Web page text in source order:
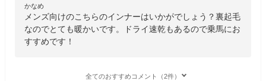
かなめ
メンズ向けのこちらのインナーはいかがでしょう？裏起毛
なのでとても暖かいです。ドライ速乾もあるので乗馬にお
すすめです！
全てのおすすめコメント（2件）